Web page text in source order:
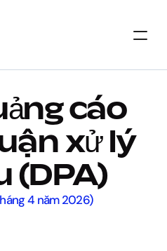
cáo
xử lý
(DPA)
4 năm 2026)